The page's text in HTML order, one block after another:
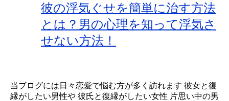
彼の浮気ぐせを簡単に治す方法
とは？男の心理を知って浮気さ
せない方法！
当ブログには日々恋愛で悩む方が多く訪れます 彼女と復
縁がしたい男性や 彼氏と復縁がしたい女性 片思い中の男